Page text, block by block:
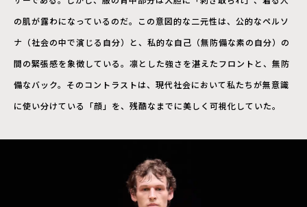
の肌が露わになっているのだ。この意図的な二元性は、公的なペルソ
ナ（社会の中で演じる自分）と、私的な自己（無防備な素の自分）の
間の緊張感を象徴している。凛とした強さを湛えたフロントと、無防
備なバック。そのコントラストは、現代社会において私たちが無意識
に使い分けている「顔」を、残酷なまでに美しく可視化していた。